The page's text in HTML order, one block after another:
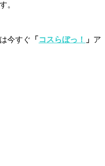
。
今すぐ 「 コスらぼっ！ 」 ア